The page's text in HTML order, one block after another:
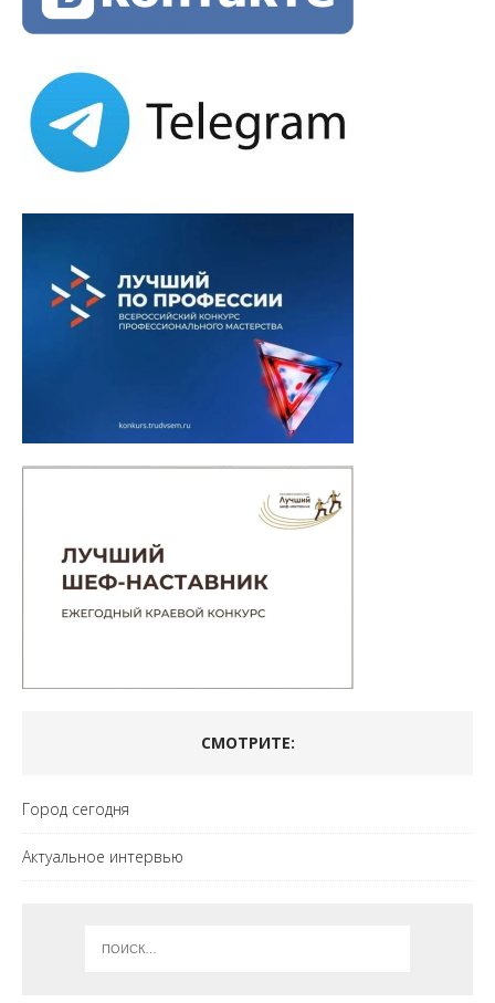
СМОТРИТЕ:
Город сегодня
Актуальное интервью